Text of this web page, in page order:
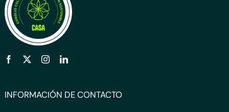
INFORMACIÓN DE CONTACTO